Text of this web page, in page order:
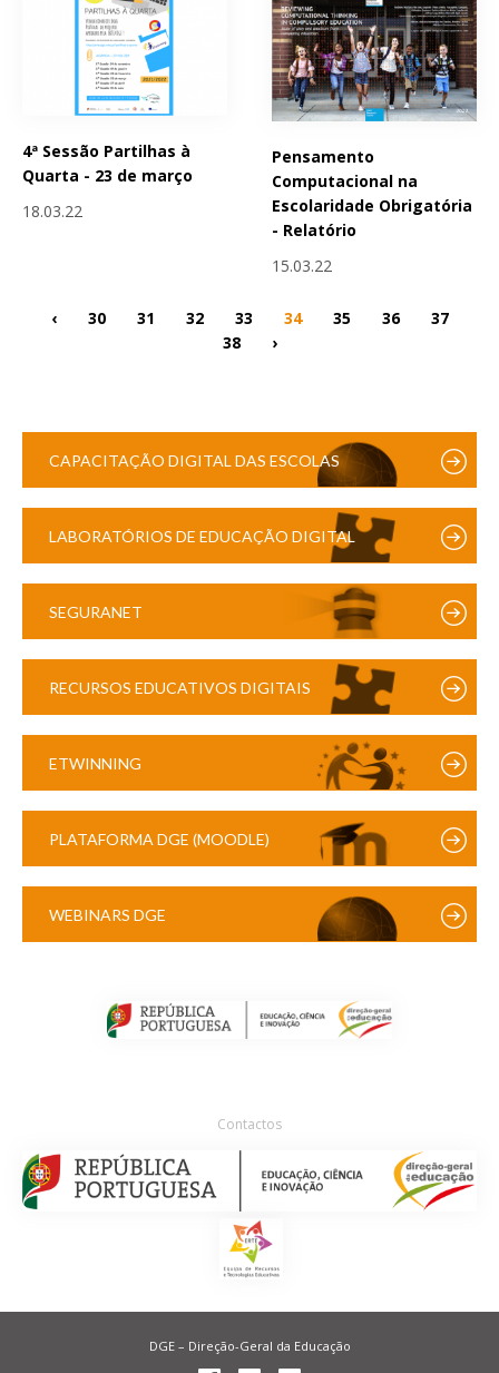
4ª Sessão Partilhas à
Quarta - 23 de março
18.03.22
Pensamento
Computacional na
Escolaridade Obrigatória
- Relatório
15.03.22
‹ 30 31 32 33 34 35 36
37
38
›
CAPACITAÇÃO DIGITAL DAS ESCOLAS
LABORATÓRIOS DE EDUCAÇÃO DIGITAL
SEGURANET
RECURSOS EDUCATIVOS DIGITAIS
ETWINNING
PLATAFORMA DGE (MOODLE)
WEBINARS DGE
Contactos
DGE – Direção-Geral da Educação